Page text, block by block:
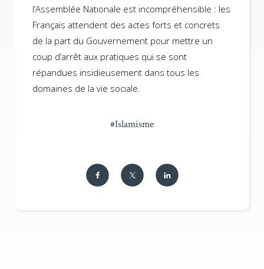
l’Assemblée Nationale est incompréhensible : les
Français attendent des actes forts et concrets
de la part du Gouvernement pour mettre un
coup d’arrêt aux pratiques qui se sont
répandues insidieusement dans tous les
domaines de la vie sociale.
#Islamisme